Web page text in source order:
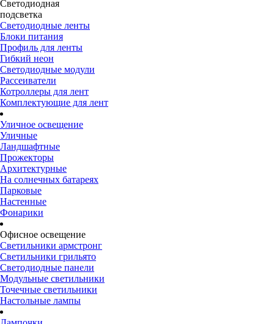
Светодиодная
подсветка
Светодиодные ленты
Блоки питания
Профиль для ленты
Гибкий неон
Светодиодные модули
Рассеиватели
Котроллеры для лент
Комплектующие для лент
Уличное освещение
Уличные
Ландшафтные
Прожекторы
Архитектурные
На солнечных батареях
Парковые
Настенные
Фонарики
Офисное освещение
Светильники армстронг
Светильники грильято
Светодиодные панели
Модульные светильники
Точечные светильники
Настольные лампы